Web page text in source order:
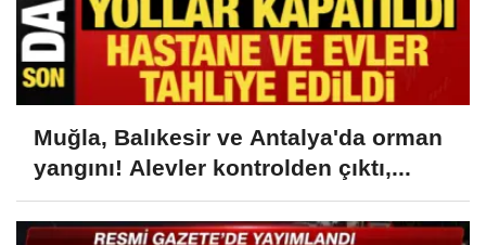
Muğla, Balıkesir ve Antalya'da orman
yangını! Alevler kontrolden çıktı,...